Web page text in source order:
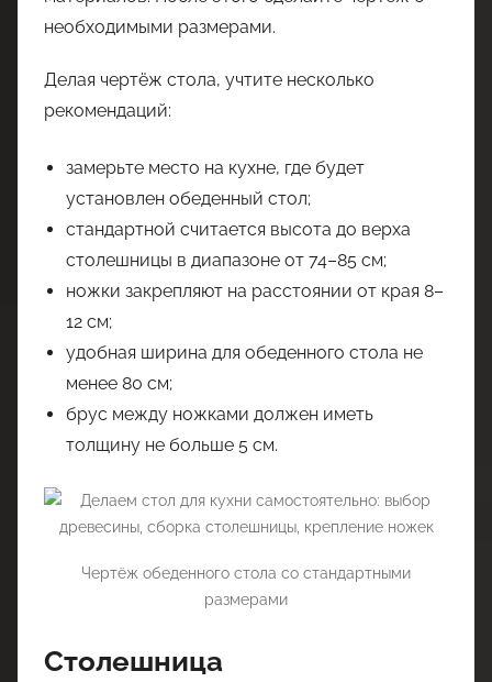
необходимыми размерами.
Делая чертёж стола, учтите несколько
рекомендаций:
замерьте место на кухне, где будет
установлен обеденный стол;
стандартной считается высота до верха
столешницы в диапазоне от 74–85 см;
ножки закрепляют на расстоянии от края 8–
12 см;
удобная ширина для обеденного стола не
менее 80 см;
брус между ножками должен иметь
толщину не больше 5 см.
Чертёж обеденного стола со стандартными
размерами
Столешница